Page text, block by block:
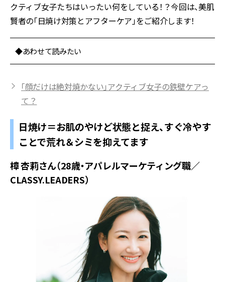
クティブ女子たちはいったい何をしている！？今回は、美肌
賢者の「日焼け対策とアフターケア」をご紹介します！
◆あわせて読みたい
「顔だけは絶対焼かない」アクティブ女子の鉄壁ケアっ
て？
日焼け＝お肌のやけど状態と捉え、すぐ冷やす
ことで荒れ＆シミを抑えてます
樟 杏莉さん（28歳・アパレルマーケティング職／
CLASSY.LEADERS）